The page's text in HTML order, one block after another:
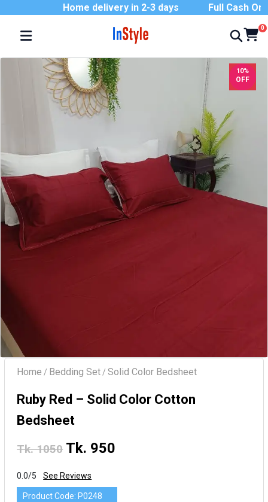
Home delivery in 2-3 days Full Cash On
0
10%
OFF
Home / Bedding Set / Solid Color Bedsheet
Ruby Red – Solid Color Cotton
Bedsheet
Tk. 1050 Tk. 950
0.0/5 See Reviews
Product Code: P0248